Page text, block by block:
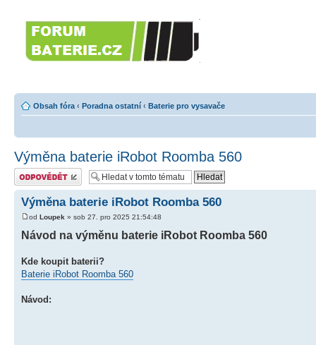
Obsah fóra ‹ Poradna ostatní ‹ Baterie pro vysavače
Výměna baterie iRobot Roomba 560
Odeslat odpověď
Výměna baterie iRobot Roomba 560
od Loupek » sob 27. pro 2025 21:54:48
Návod na výměnu baterie iRobot Roomba 560
Kde koupit baterii?
Baterie iRobot Roomba 560
Návod: